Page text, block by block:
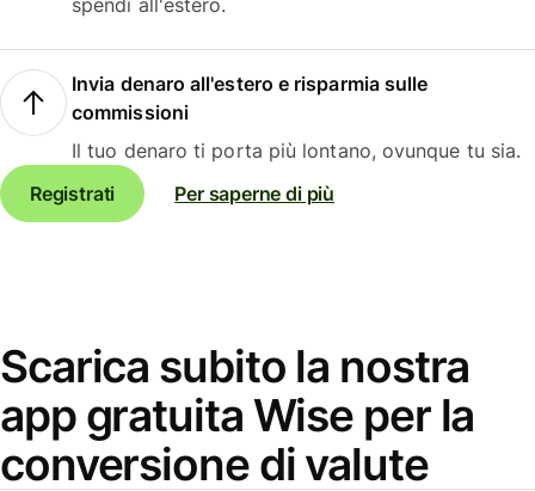
spendi all'estero.
Invia denaro all'estero e risparmia sulle
commissioni
Il tuo denaro ti porta più lontano, ovunque tu sia.
Registrati
Per saperne di più
Scarica subito la nostra
app gratuita Wise per la
conversione di valute